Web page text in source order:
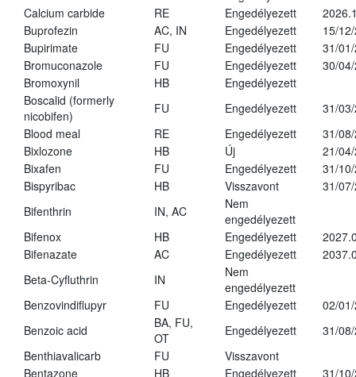
Calcium carbide
RE Engedélyezett
Buprofezin
AC, IN Engedélyezett
15/
Bupirimate
FU Engedélyezett
31/
Bromuconazole
FU Engedélyezett
30/
Bromoxynil
HB
Engedélyezett
Boscalid (formerly
nicobifen)
FU Engedélyezett
31/
Blood meal
RE Engedélyezett
31/
Bixlozone
HB Új
21/
Bixafen
FU Engedélyezett
31/
Bispyribac
HB Visszavont
31/
Bifenthrin
IN, AC
Nem
engedélyezett
Bifenox
HB Engedélyezett
Bifenazate
AC Engedélyezett
Beta-Cyfluthrin
IN
Nem
engedélyezett
Benzovindiflupyr
FU Engedélyezett
02/
Benzoic acid
BA, FU,
OT
Engedélyezett
31/
Benthiavalicarb
FU
Visszavont
Bentazone
HB Engedélyezett
31/